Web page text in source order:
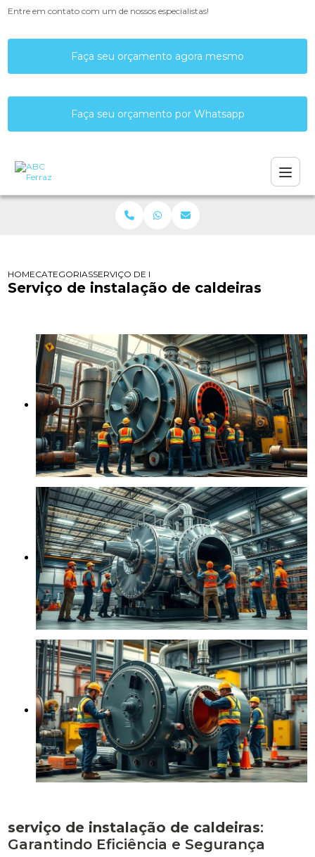
Entre em contato com um de nossos especialistas!
Faça seu orçamento agora mesmo
Faça seu orçamento por Whatsapp
HOMECATEGORIASSERVIÇO DE INSTALAÇÃO DE CALDEIRAS
Serviço de instalação de caldeiras
serviço de instalação de caldeiras:
Garantindo Eficiência e Segurança